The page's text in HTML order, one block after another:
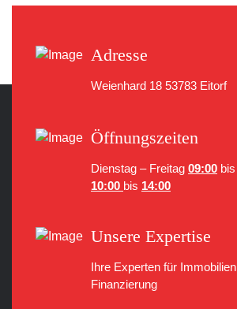
Adresse
Weienhard 18 53783 Eitorf
Öffnungszeiten
Dienstag – Freitag 09:00 bis
10:00 bis 14:00
Unsere Expertise
Ihre Experten für Immobilien
Finanzierung